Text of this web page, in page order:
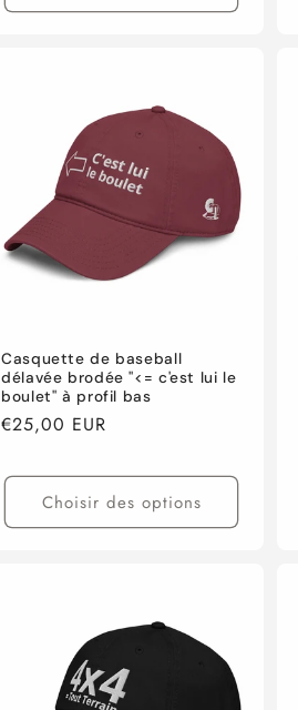
Casquette de baseball
délavée brodée "<= c'est lui le
boulet" à profil bas
Prix
€25,00 EUR
Choisir des options